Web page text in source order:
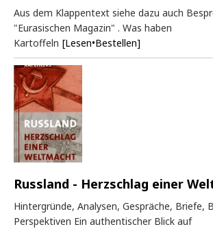
Aus dem Klappentext siehe dazu auch
"Eurasischen Magazin" . Was haben
Kartoffeln [Lesen•Bestellen]
Russland - Herzschlag einer
Hintergründe, Analysen, Gespräche, Briefe,
Perspektiven Ein authentischer Blick auf